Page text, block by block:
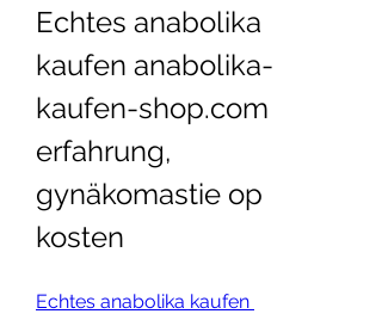
Echtes anabolika
kaufen anabolika-
kaufen-shop.com
erfahrung,
gynäkomastie op
kosten
Echtes anabolika kaufen